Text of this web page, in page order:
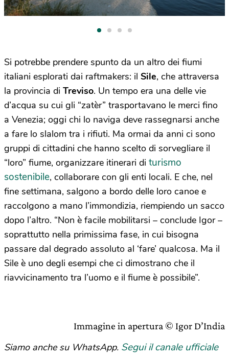
Si potrebbe prendere spunto da un altro dei fiumi
italiani esplorati dai raftmakers: il Sile, che attraversa
la provincia di Treviso. Un tempo era una delle vie
d’acqua su cui gli “zatèr” trasportavano le merci fino
a Venezia; oggi chi lo naviga deve rassegnarsi anche
a fare lo slalom tra i rifiuti. Ma ormai da anni ci sono
gruppi di cittadini che hanno scelto di sorvegliare il
“loro” fiume, organizzare itinerari di turismo
sostenibile, collaborare con gli enti locali. E che, nel
fine settimana, salgono a bordo delle loro canoe e
raccolgono a mano l’immondizia, riempiendo un sacco
dopo l’altro. “Non è facile mobilitarsi – conclude Igor –
soprattutto nella primissima fase, in cui bisogna
passare dal degrado assoluto al ‘fare’ qualcosa. Ma il
Sile è uno degli esempi che ci dimostrano che il
riavvicinamento tra l’uomo e il fiume è possibile”.
Immagine in apertura © Igor D’India
Siamo anche su WhatsApp. Segui il canale ufficiale